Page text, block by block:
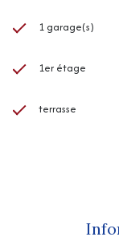
1 garage(s)
1er étage
terrasse